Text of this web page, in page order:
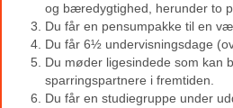
og bæredygtighed, herunder to
Du får en pensumpakke til en
Du får 6½ undervisningsdage
Du møder ligesindede som kan
sparringspartnere i fremtiden.
Du får en studiegruppe under